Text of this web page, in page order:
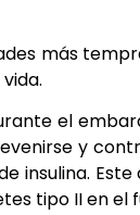
más
el
y
insulina.
tipo II en el